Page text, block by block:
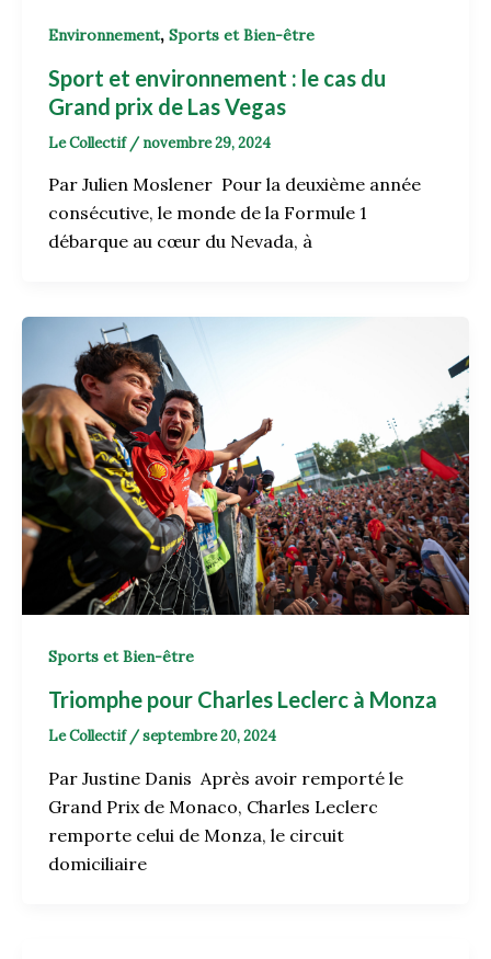
Environnement, Sports et Bien-être
Sport et environnement : le cas du
Grand prix de Las Vegas
Le Collectif / novembre 29, 2024
Par Julien Moslener Pour la deuxième année
consécutive, le monde de la Formule 1
débarque au cœur du Nevada, à
Sports et Bien-être
Triomphe pour Charles Leclerc à Monza
Le Collectif /septembre 20, 2024
Par Justine Danis Après avoir remporté le
Grand Prix de Monaco, Charles Leclerc
remporte celui de Monza, le circuit
domiciliaire